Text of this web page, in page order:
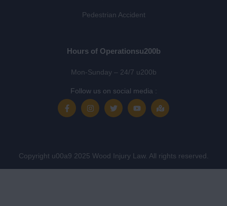
Pedestrian Accident
Hours of Operationsu200b
Mon-Sunday – 24/7 u200b
Follow us on social media :
Copyright u00a9 2025 Wood Injury Law. All rights reserved.